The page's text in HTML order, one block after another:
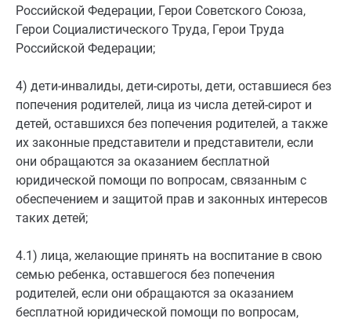
Российской Федерации, Герои Советского Союза,
Герои Социалистического Труда, Герои Труда
Российской Федерации;
4) дети-инвалиды, дети-сироты, дети, оставшиеся без
попечения родителей, лица из числа детей-сирот и
детей, оставшихся без попечения родителей, а также
их законные представители и представители, если
они обращаются за оказанием бесплатной
юридической помощи по вопросам, связанным с
обеспечением и защитой прав и законных интересов
таких детей;
4.1) лица, желающие принять на воспитание в свою
семью ребенка, оставшегося без попечения
родителей, если они обращаются за оказанием
бесплатной юридической помощи по вопросам,